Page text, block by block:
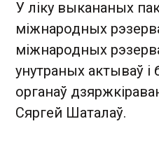
У ліку выкананых
міжнародных
міжнародных
унутраных актываў
органаў
Сяргей Шаталаў.